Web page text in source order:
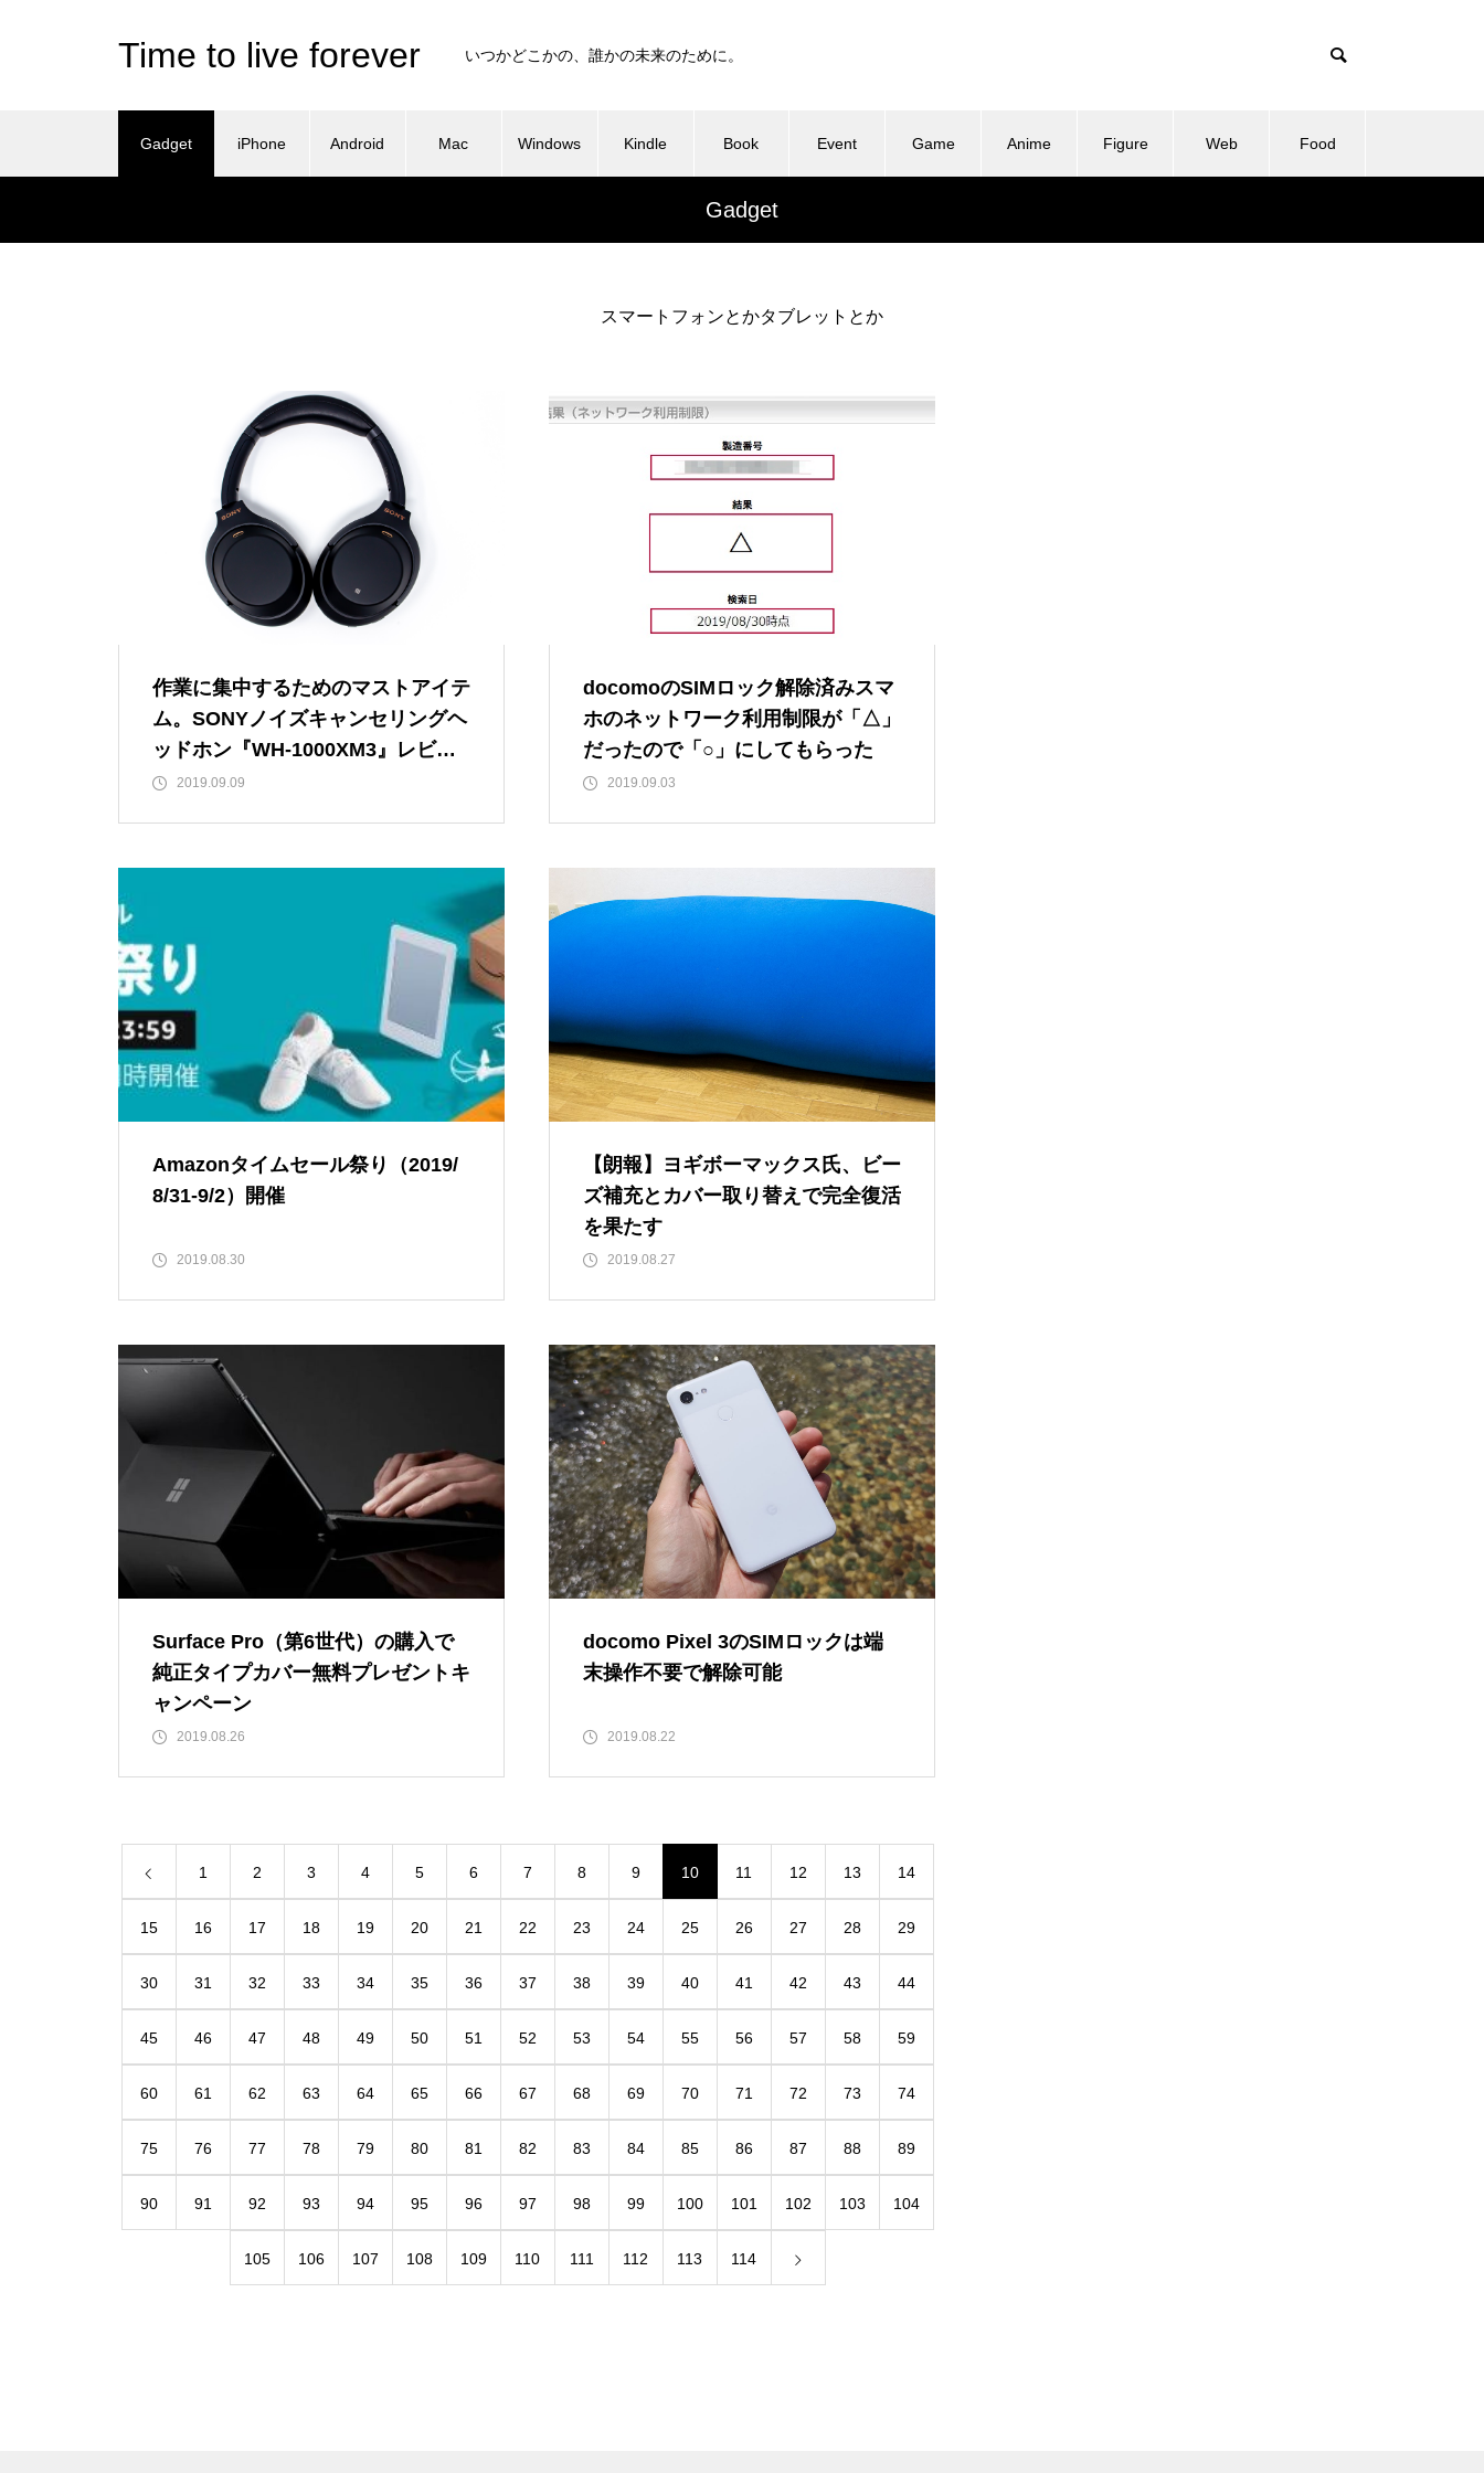
Time to live forever いつかどこかの、誰かの未来のために。
Gadget iPhone Android Mac Windows Kindle Book Event Game Anime Figure Web Food
Gadget
スマートフォンとかタブレットとか
作業に集中するためのマストアイテ
ム。SONYノイズキャンセリングヘ
ッドホン『WH-1000XM3』レビュ
ー
2019.09.09
docomoのSIMロック解除済みスマ
ホのネットワーク利用制限が「△」
だったので「○」にしてもらった
2019.09.03
Amazonタイムセール祭り（2019/
8/31-9/2）開催
2019.08.30
【朗報】ヨギボーマックス氏、ビー
ズ補充とカバー取り替えで完全復活
を果たす
2019.08.27
Surface Pro（第6世代）の購入で
純正タイプカバー無料プレゼントキ
ャンペーン
2019.08.26
docomo Pixel 3のSIMロックは端
末操作不要で解除可能
2019.08.22
1 2 3 4 5 6 7 8 9 10 11 12 13 14
15 16 17 18 19 20 21 22 23 24 25 26 27 28 29
30 31 32 33 34 35 36 37 38 39 40 41 42 43 44
45 46 47 48 49 50 51 52 53 54 55 56 57 58 59
60 61 62 63 64 65 66 67 68 69 70 71 72 73 74
75 76 77 78 79 80 81 82 83 84 85 86 87 88 89
90 91 92 93 94 95 96 97 98 99 100 101 102 103 104
105 106 107 108 109 110 111 112 113 114